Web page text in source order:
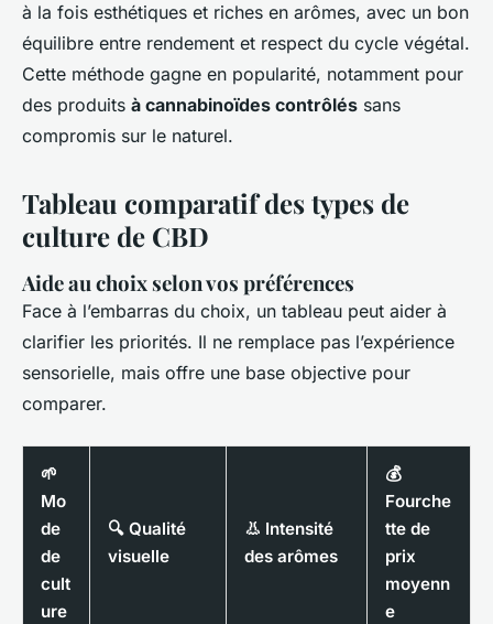
à la fois esthétiques et riches en arômes, avec un bon
équilibre entre rendement et respect du cycle végétal.
Cette méthode gagne en popularité, notamment pour
des produits à cannabinoïdes contrôlés sans
compromis sur le naturel.
Tableau comparatif des types de
culture de CBD
Aide au choix selon vos préférences
Face à l’embarras du choix, un tableau peut aider à
clarifier les priorités. Il ne remplace pas l’expérience
sensorielle, mais offre une base objective pour
comparer.
🌱
Mo
de
de
cult
ure
🔍 Qualité
visuelle
👃 Intensité
des arômes
💰
Fourche
tte de
prix
moyenn
e